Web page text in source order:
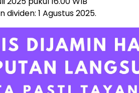
1 Agustus 2025.